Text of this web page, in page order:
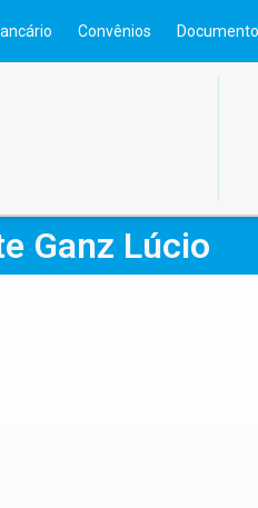
Convênios
Ganz Lúcio